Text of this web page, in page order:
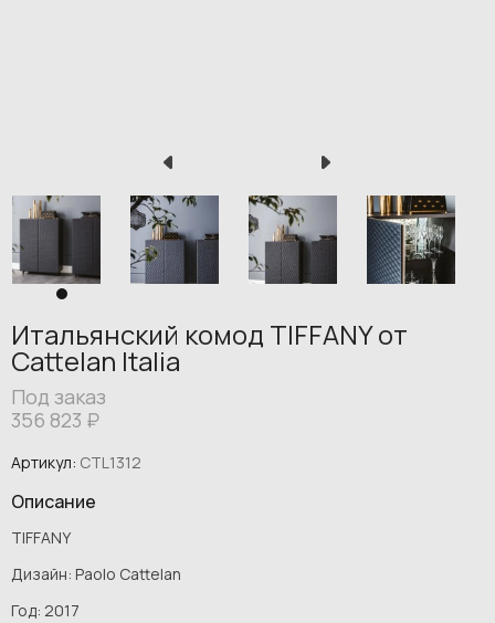
Итальянский комод TIFFANY от
Cattelan Italia
Под заказ
356 823 ₽
Артикул: CTL1312
Описание
TIFFANY
Дизайн: Paolo Cattelan
Год: 2017